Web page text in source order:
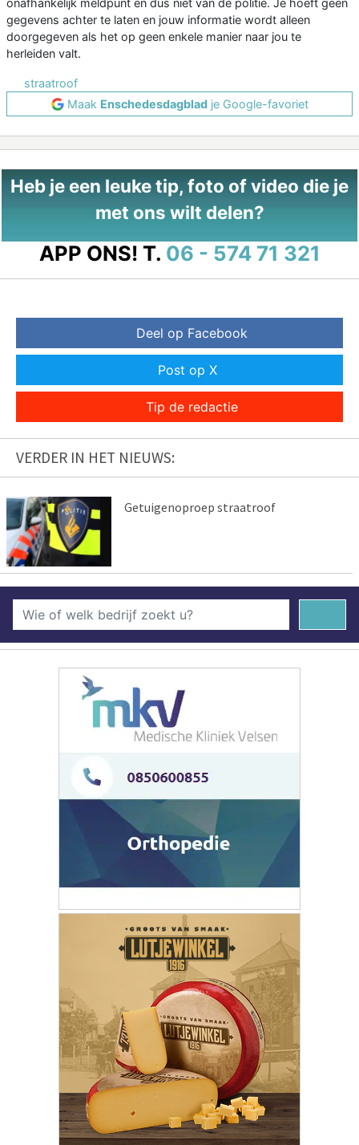
onafhankelijk meldpunt en dus niet van de politie. Je hoeft geen
gegevens achter te laten en jouw informatie wordt alleen
doorgegeven als het op geen enkele manier naar jou te
herleiden valt.
straatroof
Maak Enschedesdagbladje Google-favoriet
Heb je een leuke tip, foto of video die je
met ons wilt delen?
APP ONS! T. 06 - 574 71 321
Deel op Facebook
Post op X
Tip de redactie
VERDER IN HET NIEUWS:
Getuigenoproep straatroof